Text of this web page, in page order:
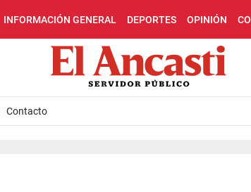
INFORMACIÓN GENERAL DEPORTES OPINIÓN
Contacto